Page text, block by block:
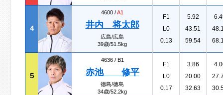
４
4600 /A1
井内 将太郎
広島/広島
39歳/51.5kg
F1
L0
0.13
5.92
43.51
59.54
５
4636 / B1
赤池 修平
徳島/徳島
34歳/52.2kg
F1
L0
0.17
3.86
20.00
32.63